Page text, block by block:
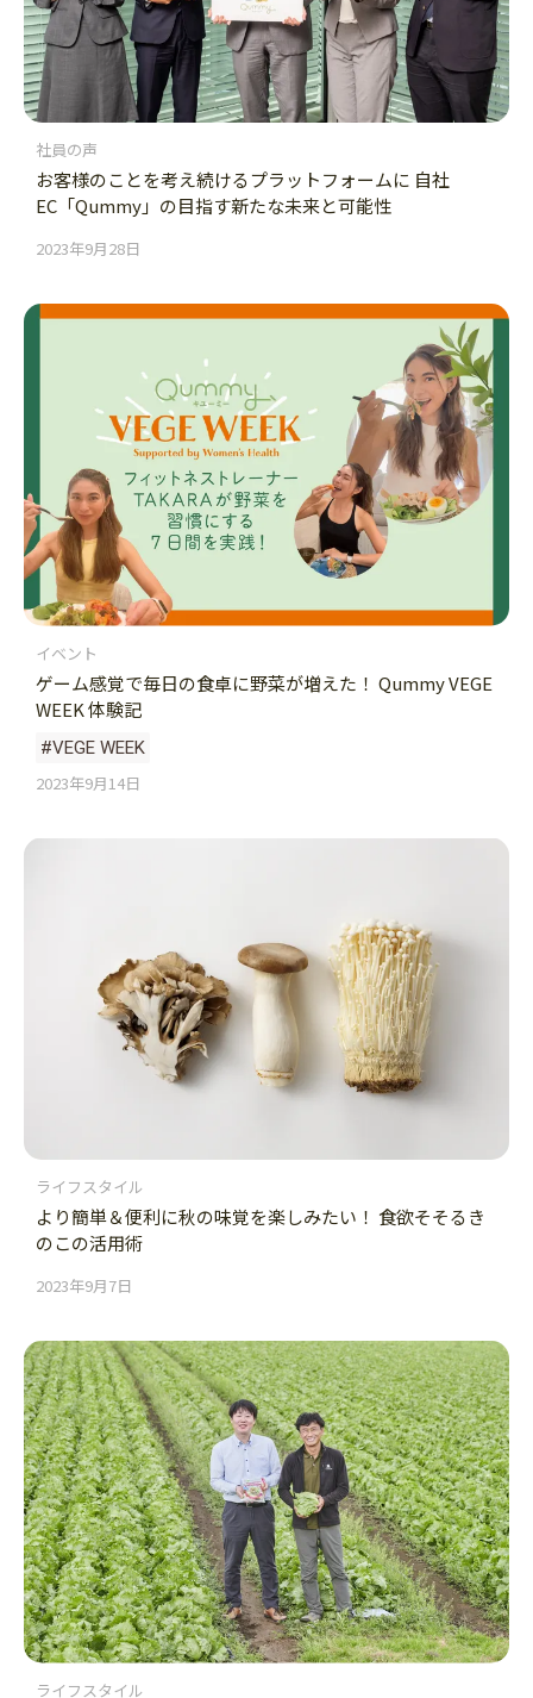
社員の声
お客様のことを考え続けるプラットフォームに 自社
EC「Qummy」の目指す新たな未来と可能性
2023年9月28日
イベント
ゲーム感覚で毎日の食卓に野菜が増えた！ Qummy VEGE
WEEK 体験記
#VEGE WEEK
2023年9月14日
ライフスタイル
より簡単＆便利に秋の味覚を楽しみたい！ 食欲そそるき
のこの活用術
2023年9月7日
ライフスタイル